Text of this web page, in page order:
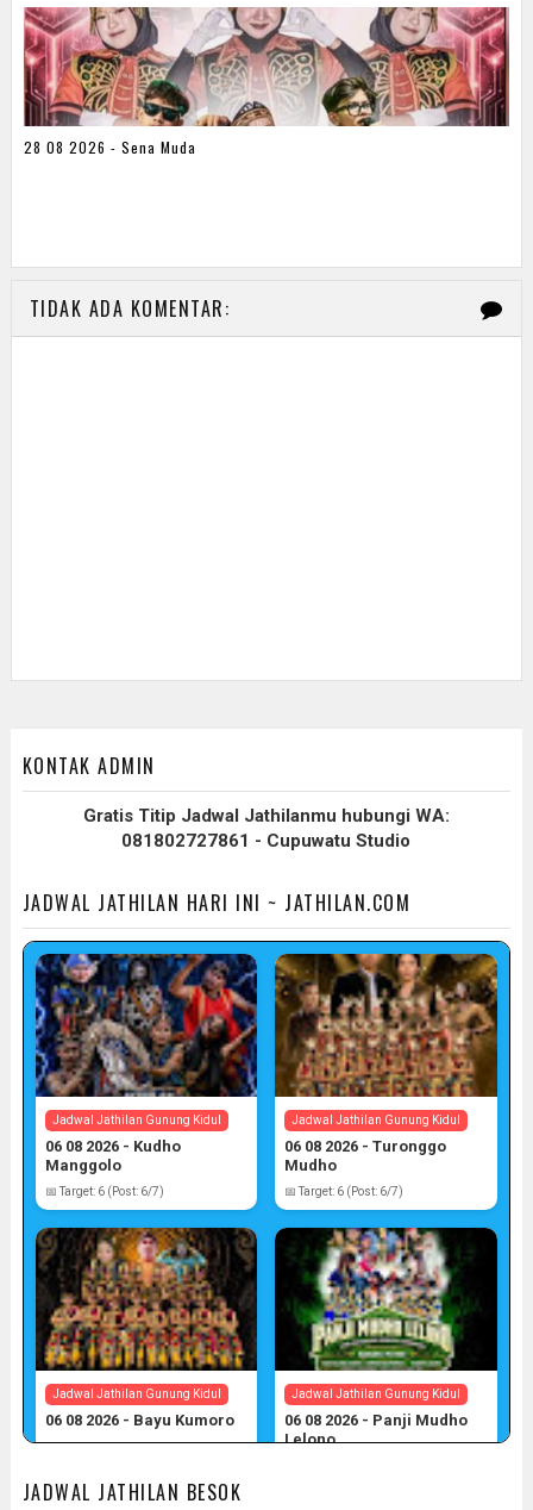
28 08 2026 - Sena Muda
TIDAK ADA KOMENTAR:
KONTAK ADMIN
Gratis Titip Jadwal Jathilanmu hubungi WA:
081802727861 - Cupuwatu Studio
JADWAL JATHILAN HARI INI ~ JATHILAN.COM
Jadwal Jathilan Gunung Kidul
06 08 2026 - Kudho
Manggolo
📅 Target: 6 (Post: 6/7)
Jadwal Jathilan Gunung Kidul
06 08 2026 - Turonggo
Mudho
📅 Target: 6 (Post: 6/7)
Jadwal Jathilan Gunung Kidul
06 08 2026 - Bayu Kumoro
Jadwal Jathilan Gunung Kidul
06 08 2026 - Panji Mudho
Lelono
JADWAL JATHILAN BESOK